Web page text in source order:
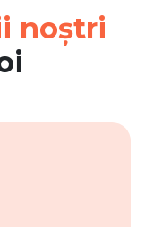
noștri